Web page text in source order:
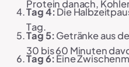
Protein danach,
Tag 4:Die
Tag.
Tag 5:Getränke aus
30 bis 60 Minuten
Tag 6:Eine